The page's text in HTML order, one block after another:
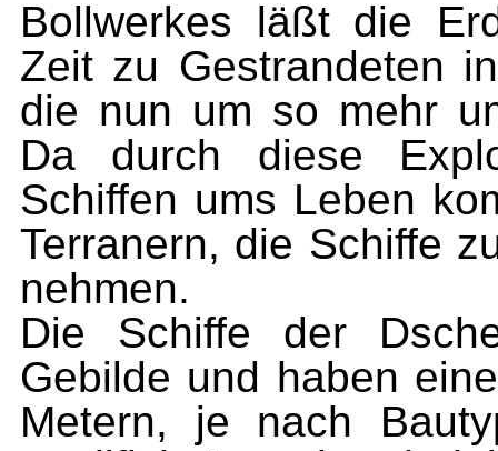
Bollwerkes läßt die
Zeit zu Gestrandeten
die nun um so mehr
Da durch diese
Schiffen ums Leben
Terranern, die Schiffe
nehmen.
Die Schiffe der
Gebilde und haben
Metern, je nach